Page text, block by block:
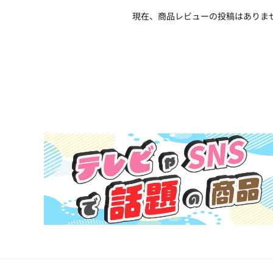
現在、商品レビューの投稿はありま